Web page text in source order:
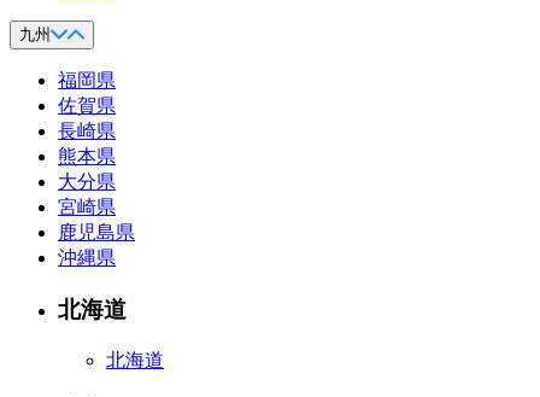
九州
福岡県
佐賀県
長崎県
熊本県
大分県
宮崎県
鹿児島県
沖縄県
北海道
北海道